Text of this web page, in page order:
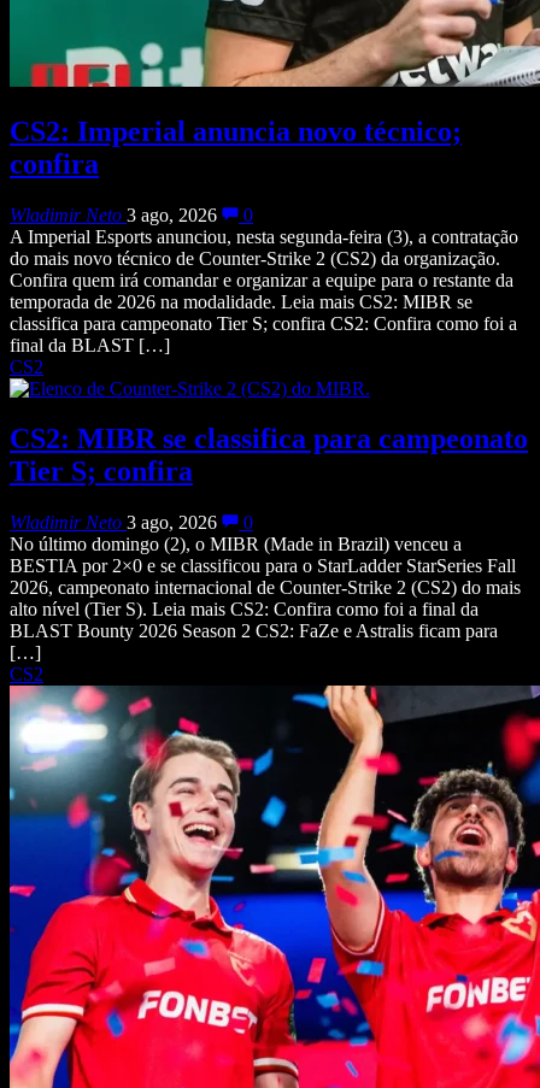
CS2: Imperial anuncia novo técnico;
confira
Wladimir Neto 3 ago, 2026
0
A Imperial Esports anunciou, nesta segunda-feira (3), a contratação
do mais novo técnico de Counter-Strike 2 (CS2) da organização.
Confira quem irá comandar e organizar a equipe para o restante da
temporada de 2026 na modalidade. Leia mais CS2: MIBR se
classifica para campeonato Tier S; confira CS2: Confira como foi a
final da BLAST […]
CS2
CS2: MIBR se classifica para campeonato
Tier S; confira
Wladimir Neto 3 ago, 2026
0
No último domingo (2), o MIBR (Made in Brazil) venceu a
BESTIA por 2×0 e se classificou para o StarLadder StarSeries Fall
2026, campeonato internacional de Counter-Strike 2 (CS2) do mais
alto nível (Tier S). Leia mais CS2: Confira como foi a final da
BLAST Bounty 2026 Season 2 CS2: FaZe e Astralis ficam para
[…]
CS2